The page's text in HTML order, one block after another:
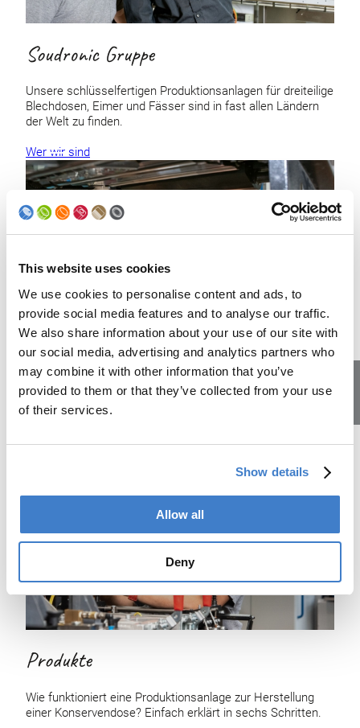
This website uses cookies
We use cookies to personalise content and ads, to
provide social media features and to analyse our traffic.
We also share information about your use of our site with
our social media, advertising and analytics partners who
may combine it with other information that you’ve
provided to them or that they’ve collected from your use
of their services.
Show details
Allow all
Deny
Soudronic Gruppe
Unsere schlüsselfertigen Produktionsanlagen für dreiteilige
Blechdosen, Eimer und Fässer sind in fast allen Ländern
der Welt zu finden.
Wer wir sind
Weltweite Niederlassungen
Starke Brands, weltweite Präsenz und ein globales
Vertriebs- und Servicenetz für unsere Kunden in aller Welt.
Hier sind wir
Produkte
Wie funktioniert eine Produktionsanlage zur Herstellung
einer Konservendose? Einfach erklärt in sechs Schritten.